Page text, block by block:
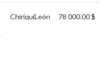
ChiriquíLeón 78 000.00 $